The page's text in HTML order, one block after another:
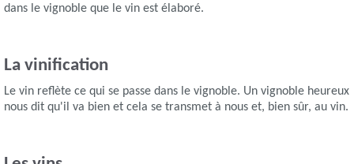
dans le vignoble que le vin est élaboré.
La vinification
Le vin reflète ce qui se passe dans le vignoble. Un vignoble heureux
nous dit qu'il va bien et cela se transmet à nous et, bien sûr, au vin.